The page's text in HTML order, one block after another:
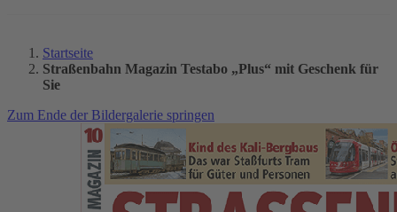
Startseite
Straßenbahn Magazin Testabo „Plus“ mit Geschenk für
Sie
Zum Ende der Bildergalerie springen